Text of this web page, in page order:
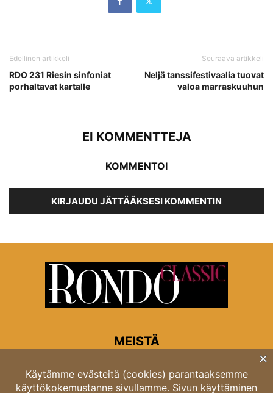
Edellinen artikkeli
RDO 231 Riesin sinfoniat
porhaltavat kartalle
Seuraava artikkeli
Neljä tanssifestivaalia tuovat
valoa marraskuuhun
EI KOMMENTTEJA
KOMMENTOI
KIRJAUDU JÄTTÄÄKSESI KOMMENTIN
MEISTÄ
Rondon toimitus
Opastinsilta 6A 00520 Helsinki